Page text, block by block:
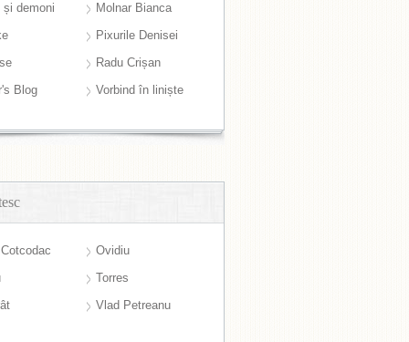
și demoni
Molnar Bianca
Pixurile Denisei
Radu Crișan
Blog
Vorbind în liniște
Ovidiu
Torres
Vlad Petreanu